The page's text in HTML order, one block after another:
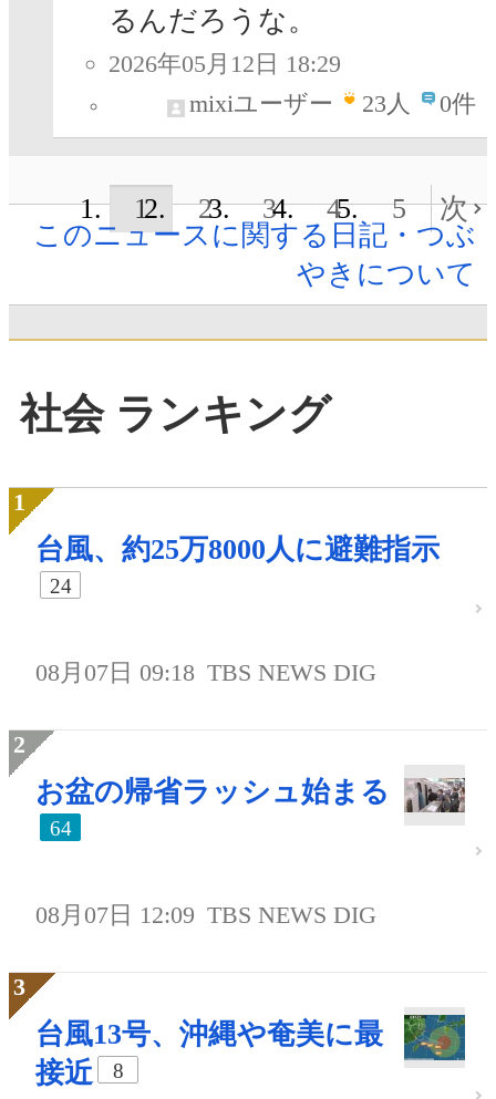
るんだろうな。
2026年05月12日 18:29
mixiユーザー
23人 0件
1 2 3 4 5
次
このニュースに関する日記・つぶ
やきについて
社会 ランキング
台風、約25万8000人に避難指示
24
08月07日 09:18 TBS NEWS DIG
お盆の帰省ラッシュ始まる
64
08月07日 12:09 TBS NEWS DIG
台風13号、沖縄や奄美に最
接近
8